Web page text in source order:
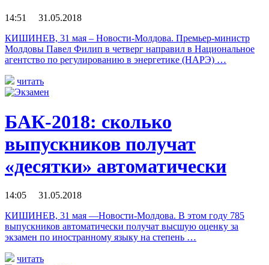
14:51 31.05.2018
КИШИНЕВ, 31 мая – Новости-Молдова. Премьер-министр
Молдовы Павел Филип в четверг направил в Национальное
агентство по регулированию в энергетике (НАРЭ) …
читать
БАК-2018: сколько
выпускников получат
«десятки» автоматически
14:05 31.05.2018
КИШИНЕВ, 31 мая —Новости-Молдова. В этом году 785
выпускников автоматически получат высшую оценку за
экзамен по иностранному языку на степень …
читать